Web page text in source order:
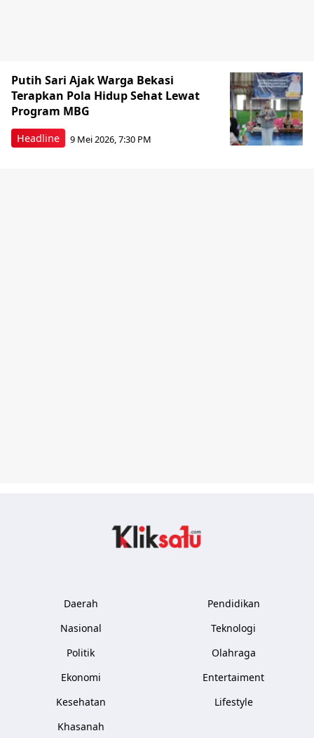
Headline
Putih Sari Ajak Warga Bekasi
Terapkan Pola Hidup Sehat Lewat
Program MBG
9 Mei 2026, 7:30 PM
Daerah
Nasional
Politik
Ekonomi
Kesehatan
Khasanah
Pendidikan
Teknologi
Olahraga
Entertaiment
Lifestyle